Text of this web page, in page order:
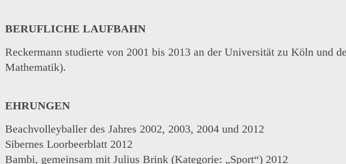
BERUFLICHE LAUFBAHN
Reckermann studierte von 2001 bis 2013 an der Universität zu Köln und
Mathematik).
EHRUNGEN
Beachvolleyballer des Jahres 2002, 2003, 2004 und 2012
Sibernes Loorbeerblatt 2012
Bambi, gemeinsam mit Julius Brink (Kategorie: „Sport“) 2012